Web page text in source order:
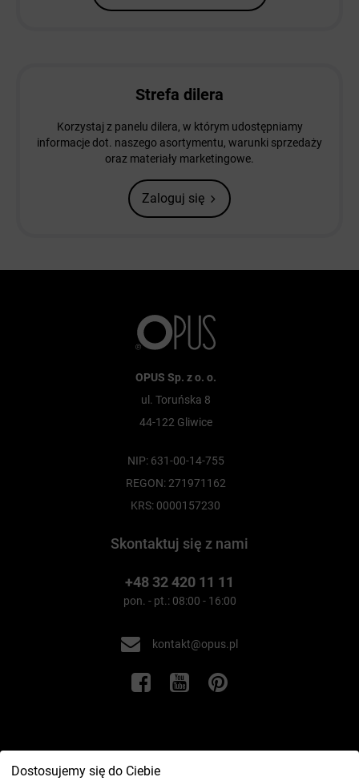
Dostosujemy się do Ciebie
Strefa dilera
Korzystaj z panelu dilera, w którym udostępniamy
informacje dot. naszego asortymentu, warunki sprzedaży
oraz materiały marketingowe.
Zaloguj się
OPUS Sp. z o. o.
ul. Toruńska 8
44-122 Gliwice
NIP: 631-00-14-755
REGON: 271971162
KRS: 0000157230
Skontaktuj się z nami
+48 32 420 11 11
pon. - pt.: 08:00 - 16:00
kontakt@opus.pl
Informacje